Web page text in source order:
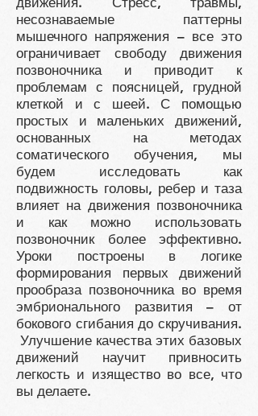
несознаваемые паттерны
мышечного напряжения – все это
ограничивает свободу движения
позвоночника и приводит к
проблемам с поясницей, грудной
клеткой и с шеей. С помощью
простых и маленьких движений,
основанных на методах
соматического обучения, мы
будем исследовать как
подвижность головы, ребер и таза
влияет на движения позвоночника
и как можно использовать
позвоночник более эффективно.
Уроки построены в логике
формирования первых движений
прообраза позвоночника во время
эмбрионального развития – от
бокового сгибания до скручивания.
Улучшение качества этих базовых
движений научит привносить
легкость и изящество во все, что
вы делаете.